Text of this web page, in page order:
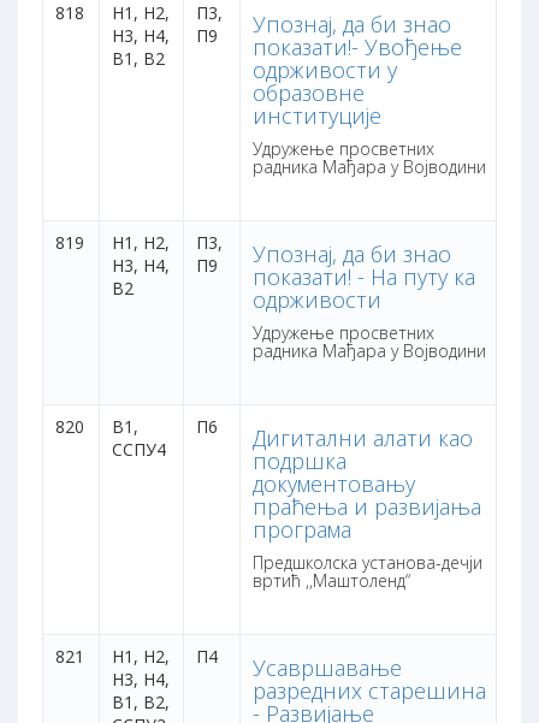
818
Н1, Н2,
Н3, Н4,
В1, В2
П3,
П9
Упознај, да би знао
показати!- Увођење
одрживости у
образовне
институције
Удружење просветних
радника Мађара у Војводини
819
Н1, Н2,
Н3, Н4,
В2
П3,
П9
Упознај, да би знао
показати! - На путу ка
одрживости
Удружење просветних
радника Мађара у Војводини
820
В1,
ССПУ4
П6 Дигитални алати као
подршка
документовању
праћења и развијања
програма
Предшколска установа-дечји
вртић ,,Маштоленд“
821
Н1, Н2,
Н3, Н4,
В1, В2,
П4 Усавршавање
разредних старешина
- Развијање